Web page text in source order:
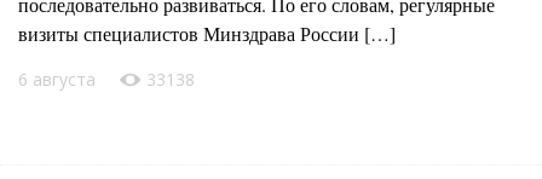
визиты специалистов Минздрава России […]
6 августа 33138